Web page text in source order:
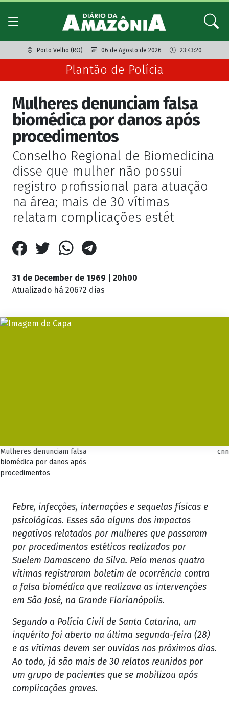
Porto Velho (RO) 06 de Agosto de 2026 23:43:20
Plantão de Polícia
Mulheres denunciam falsa
biomédica por danos após
procedimentos
Conselho Regional de Biomedicina
disse que mulher não possui
registro profissional para atuação
na área; mais de 30 vítimas
relatam complicações estét
31 de December de 1969 | 20h00
Atualizado há 20672 dias
Mulheres denunciam falsa
biomédica por danos após
procedimentos
cnn
Febre, infecções, internações e sequelas físicas e
psicológicas. Esses são alguns dos impactos
negativos relatados por mulheres que passaram
por procedimentos estéticos realizados por
Suelem Damasceno da Silva. Pelo menos quatro
vítimas registraram boletim de ocorrência contra
a falsa biomédica que realizava as intervenções
em São José, na Grande Florianópolis.
Segundo a Polícia Civil de Santa Catarina, um
inquérito foi aberto na última segunda-feira (28)
e as vítimas devem ser ouvidas nos próximos dias.
Ao todo, já são mais de 30 relatos reunidos por
um grupo de pacientes que se mobilizou após
complicações graves.